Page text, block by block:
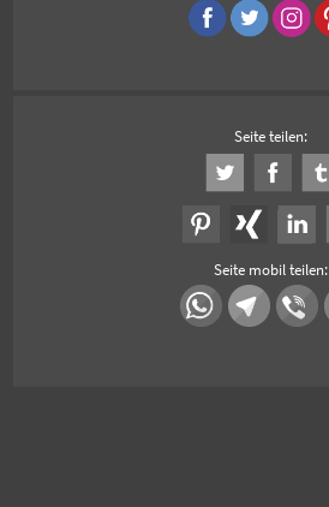
Seite teilen:
Seite mobil teilen: